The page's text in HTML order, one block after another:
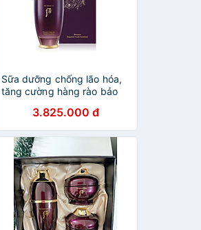
Sữa dưỡng chống lão hóa,
tăng cường hàng rào bảo
Imperial Youth Emulsion
110ml
3.825.000 đ